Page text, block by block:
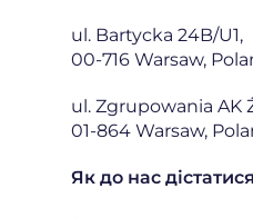
ul. Bartycka 24B/U1,
00-716 Warsaw,
ul. Zgrupowania AK
01-864 Warsaw,
Як до нас